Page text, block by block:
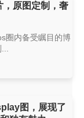
原图定制，奢
圈内备受瞩目的博
图，展现了